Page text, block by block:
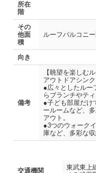
所在
階
その
他面
積
ルーフバルコニ
向き
備考
【眺望を楽しむ
アウトドアシン
●広々としたルー
らブランチやテ
●子ども部屋だけ
ールームなど、
アウト。
●3つのウォーク
庫など、多彩な
交通機関
東武東上